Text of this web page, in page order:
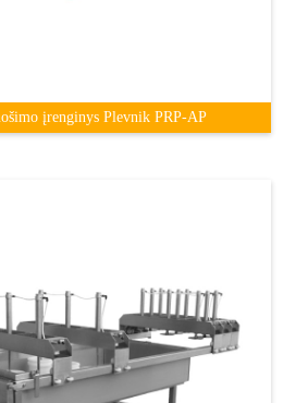
įrenginys Plevnik PRP-AP